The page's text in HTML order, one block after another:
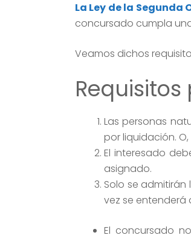
La Ley de la Segunda
concursado cumpla
Veamos dichos
Las personas
por liquidación.
El interesado
asignado.
Solo se
vez se entenderá
El concursado